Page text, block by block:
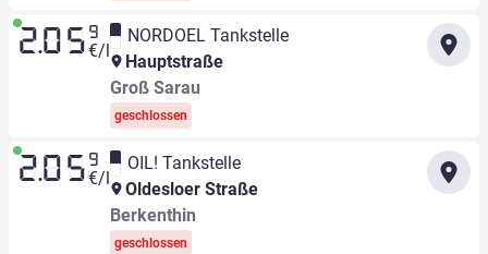
2.05 9
€/l
NORDOEL Tankstelle
Hauptstraße
Groß Sarau
geschlossen
2.05 9
€/l
OIL! Tankstelle
Oldesloer Straße
Berkenthin
geschlossen